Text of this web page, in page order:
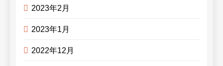
2023年2月
2023年1月
2022年12月